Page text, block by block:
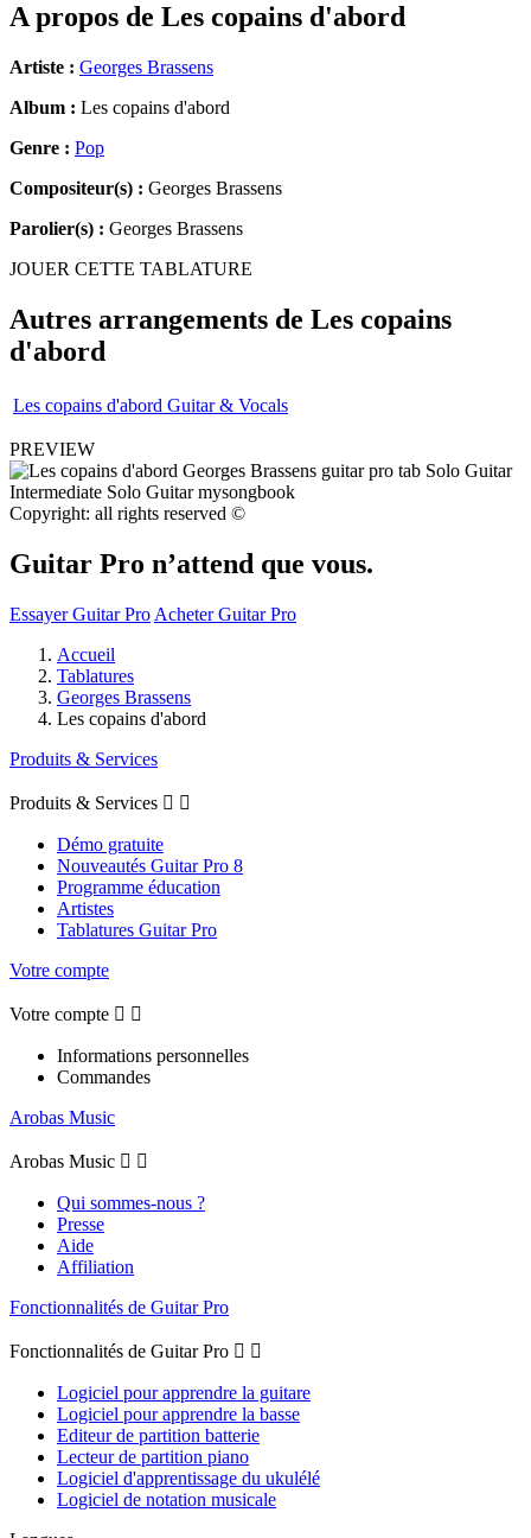
A propos de Les copains d'abord
Artiste : Georges Brassens
Album : Les copains d'abord
Genre : Pop
Compositeur(s) : Georges Brassens
Parolier(s) : Georges Brassens
JOUER CETTE TABLATURE
Autres arrangements de Les copains
d'abord
Les copains d'abord Guitar & Vocals
PREVIEW
Copyright: all rights reserved ©
Guitar Pro n’attend que vous.
Essayer Guitar Pro Acheter Guitar Pro
Accueil
Tablatures
Georges Brassens
Les copains d'abord
Produits & Services
Produits & Services  
Démo gratuite
Nouveautés Guitar Pro 8
Programme éducation
Artistes
Tablatures Guitar Pro
Votre compte
Votre compte  
Informations personnelles
Commandes
Arobas Music
Arobas Music  
Qui sommes-nous ?
Presse
Aide
Affiliation
Fonctionnalités de Guitar Pro
Fonctionnalités de Guitar Pro  
Logiciel pour apprendre la guitare
Logiciel pour apprendre la basse
Editeur de partition batterie
Lecteur de partition piano
Logiciel d'apprentissage du ukulélé
Logiciel de notation musicale